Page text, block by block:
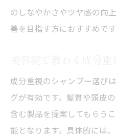
のしなやかさやツヤ感の向
善を目指す方におすすめです
成分重視のシャンプー選び
グが有効です。髪質や頭皮
含む製品を提案してもらう
能となります。具体的には